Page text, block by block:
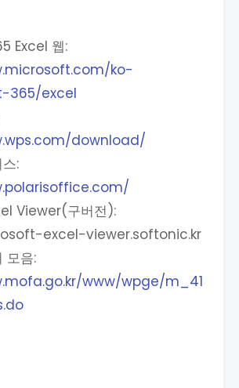
Excel 웹:
ko-
365/excel
download/
:
Viewer(구버전):
excel-viewer.softonic.kr
모음:
www/wpge/m_41